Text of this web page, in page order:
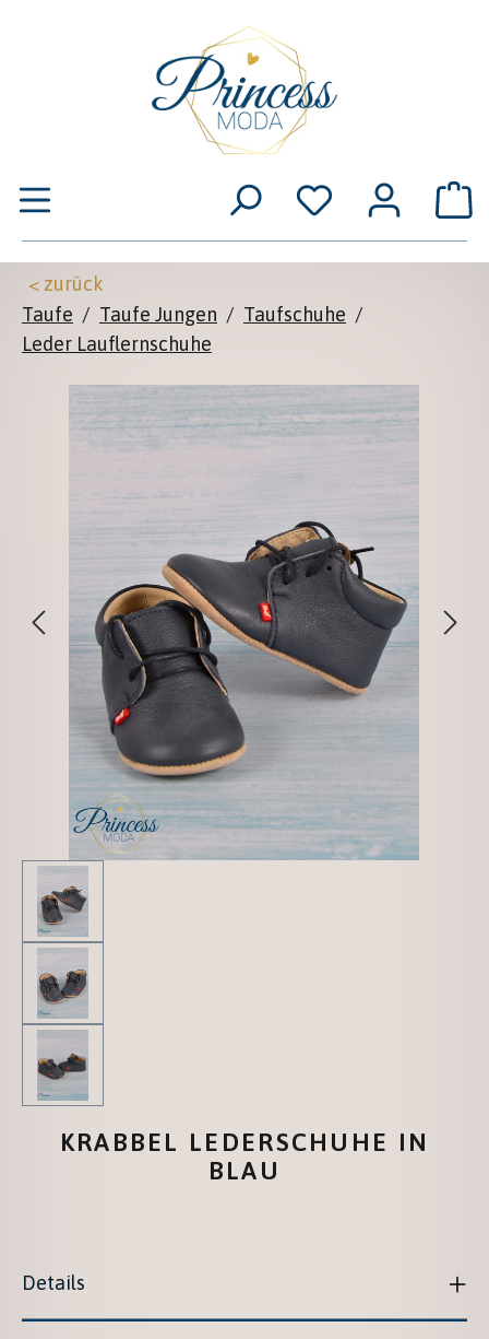
< zurück
Taufe / Taufe Jungen / Taufschuhe /
Leder Lauflernschuhe
Bildergalerie überspringen
KRABBEL LEDERSCHUHE IN
BLAU
Details